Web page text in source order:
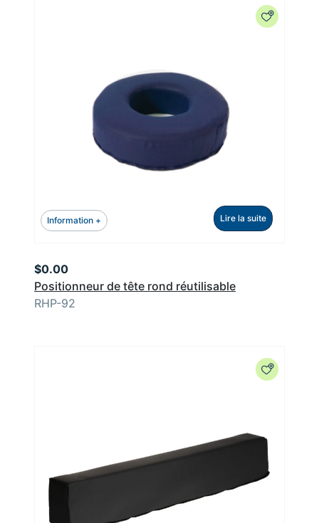
Information + Lire la suite
Positionneur de tête rond réutilisable
$0.00
RHP-92